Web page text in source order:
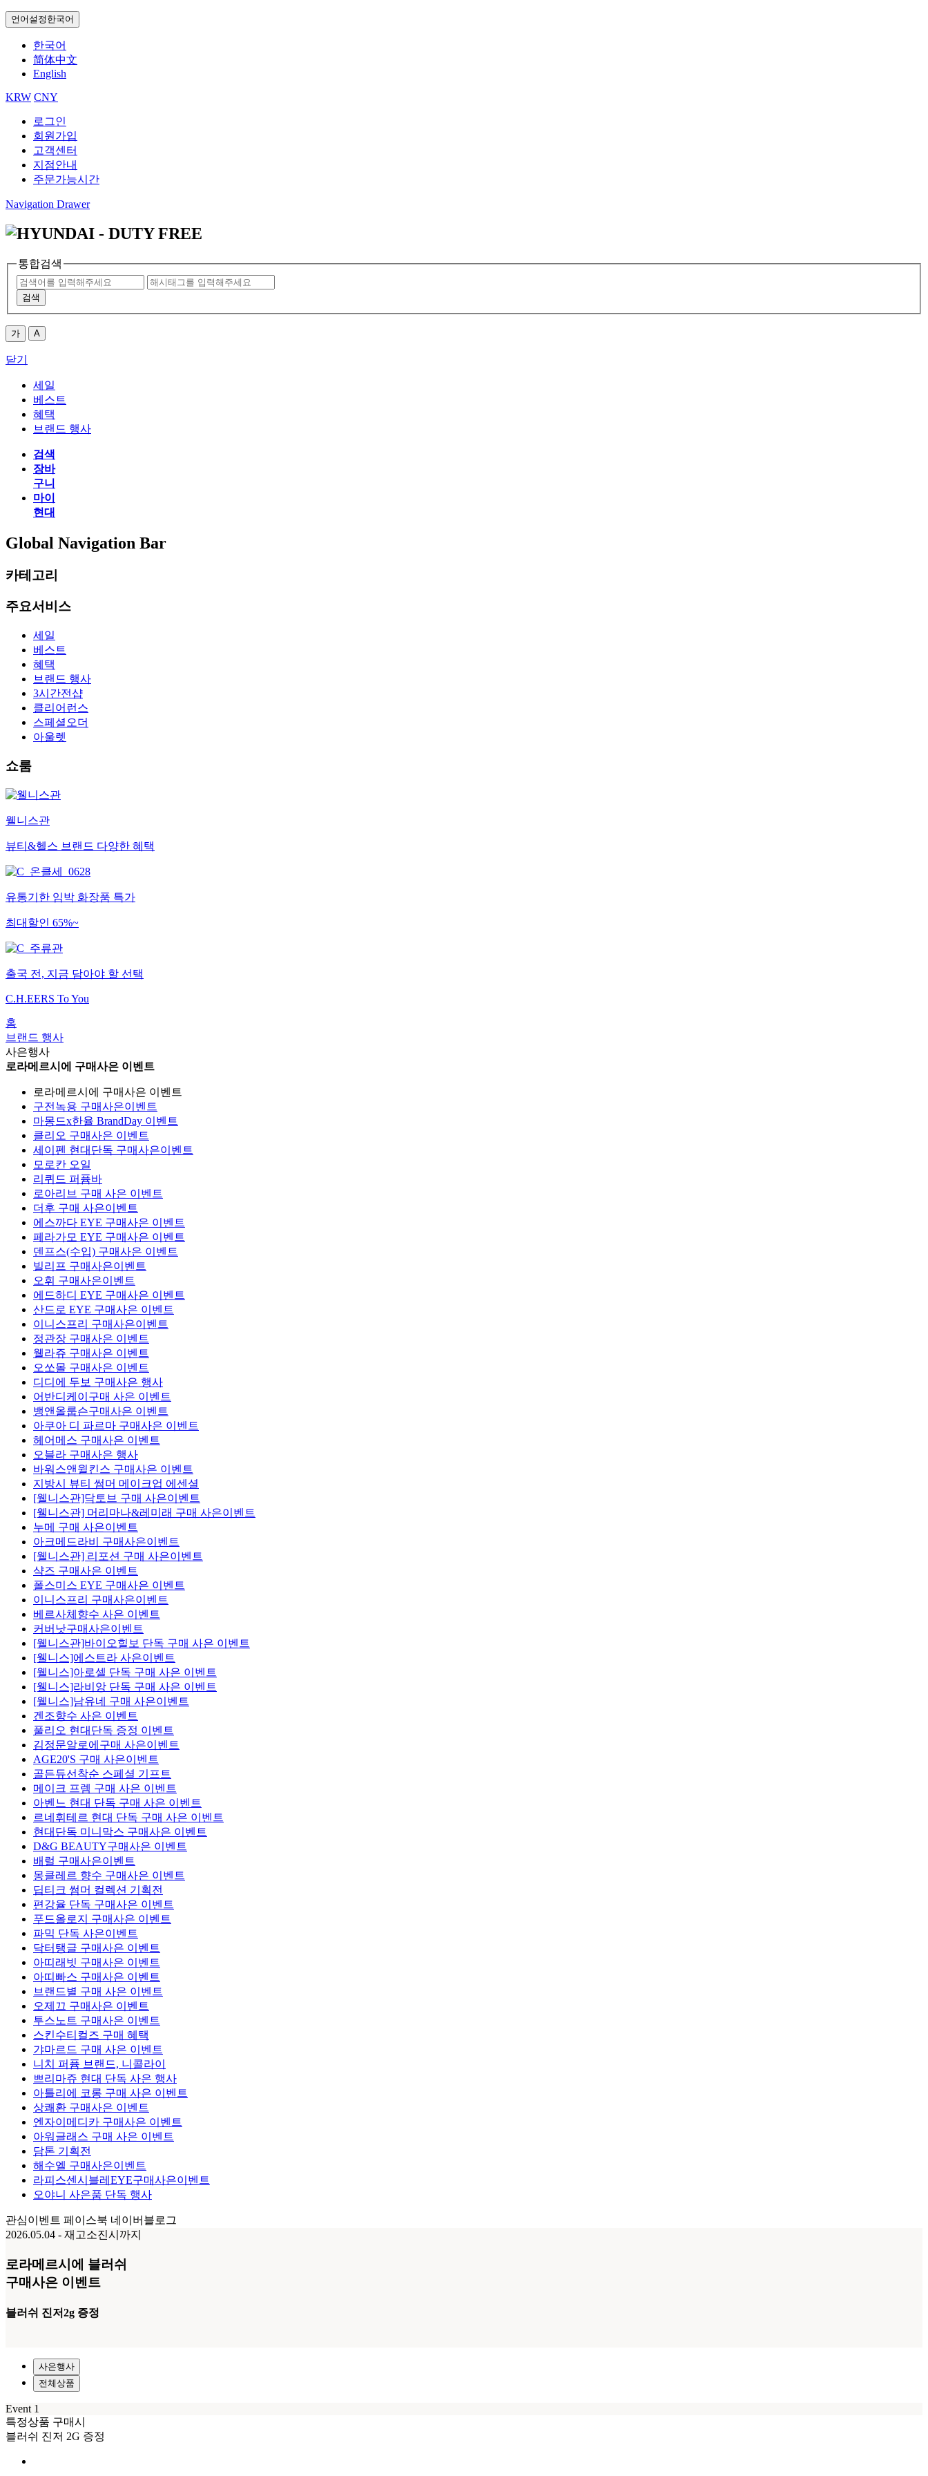
언어설정 한국어
한국어
简体中文
English
KRW CNY
로그인
회원가입
고객센터
지점안내
주문가능시간
Navigation Drawer
통합검색
검색
가 A
닫기
세일
베스트
혜택
브랜드 행사
검색
장바
구니
마이
현대
Global Navigation Bar
카테고리
주요서비스
세일
베스트
혜택
브랜드 행사
3시간전샵
클리어런스
스페셜오더
아울렛
쇼룸
웰니스관
뷰티&헬스 브랜드 다양한 혜택
유통기한 임박 화장품 특가
최대할인 65%~
출국 전, 지금 담아야 할 선택
C.H.EERS To You
홈
브랜드 행사
사은행사
로라메르시에 구매사은 이벤트
로라메르시에 구매사은 이벤트
구전녹용 구매사은이벤트
마몽드x한율 BrandDay 이벤트
클리오 구매사은 이벤트
세이펜 현대단독 구매사은이벤트
모로칸 오일
리퀴드 퍼퓸바
로아리브 구매 사은 이벤트
더후 구매 사은이벤트
에스까다 EYE 구매사은 이벤트
페라가모 EYE 구매사은 이벤트
덴프스(수입) 구매사은 이벤트
빌리프 구매사은이벤트
오휘 구매사은이벤트
에드하디 EYE 구매사은 이벤트
산드로 EYE 구매사은 이벤트
이니스프리 구매사은이벤트
정관장 구매사은 이벤트
웰라쥬 구매사은 이벤트
오쏘몰 구매사은 이벤트
디디에 두보 구매사은 행사
어반디케이구매 사은 이벤트
뱅앤올룹슨구매사은 이벤트
아쿠아 디 파르마 구매사은 이벤트
헤어메스 구매사은 이벤트
오블라 구매사은 행사
바워스앤윌킨스 구매사은 이벤트
지방시 뷰티 썸머 메이크업 에센셜
[웰니스관]닥토브 구매 사은이벤트
[웰니스관] 머리마나&레미래 구매 사은이벤트
누메 구매 사은이벤트
아크메드라비 구매사은이벤트
[웰니스관] 리포션 구매 사은이벤트
샥즈 구매사은 이벤트
폴스미스 EYE 구매사은 이벤트
이니스프리 구매사은이벤트
베르사체향수 사은 이벤트
커버낫구매사은이벤트
[웰니스관]바이오힐보 단독 구매 사은 이벤트
[웰니스]에스트라 사은이벤트
[웰니스]아로셀 단독 구매 사은 이벤트
[웰니스]라비앙 단독 구매 사은 이벤트
[웰니스]남유네 구매 사은이벤트
겐조향수 사은 이벤트
풀리오 현대단독 증정 이벤트
김정문알로에구매 사은이벤트
AGE20'S 구매 사은이벤트
골든듀선착순 스페셜 기프트
메이크 프렘 구매 사은 이벤트
아벤느 현대 단독 구매 사은 이벤트
르네휘테르 현대 단독 구매 사은 이벤트
현대단독 미니막스 구매사은 이벤트
D&G BEAUTY구매사은 이벤트
배럴 구매사은이벤트
몽클레르 향수 구매사은 이벤트
딥티크 썸머 컬렉션 기획전
편강율 단독 구매사은 이벤트
푸드올로지 구매사은 이벤트
파믹 단독 사은이벤트
닥터탱글 구매사은 이벤트
아띠래빗 구매사은 이벤트
아띠빠스 구매사은 이벤트
브랜드별 구매 사은 이벤트
오제끄 구매사은 이벤트
투스노트 구매사은 이벤트
스킨수티컬즈 구매 혜택
갸마르드 구매 사은 이벤트
니치 퍼퓸 브랜드, 니콜라이
쁘리마쥬 현대 단독 사은 행사
아틀리에 코롱 구매 사은 이벤트
상쾌환 구매사은 이벤트
엔자이메디카 구매사은 이벤트
아워글래스 구매 사은 이벤트
담톤 기획전
해수엘 구매사은이벤트
라피스센시블레EYE구매사은이벤트
오야니 사은품 단독 행사
관심이벤트 페이스북 네이버블로그
2026.05.04 - 재고소진시까지
로라메르시에 블러쉬
구매사은 이벤트
블러쉬 진저2g 증정
사은행사
전체상품
Event 1
특정상품 구매시
블러쉬 진저 2G 증정